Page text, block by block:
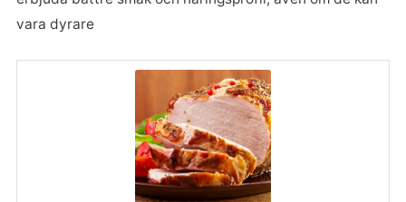
vara dyrare